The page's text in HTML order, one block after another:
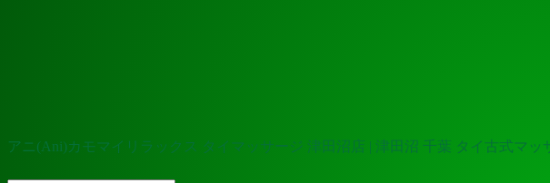
アニ(Ani)カモマイリラックス タイマッサージ 津田沼店 | 津田沼 千葉 タイ古式マッ